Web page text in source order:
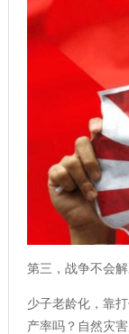
第三，战争不会
少子老龄化，靠
产率吗？自然灾